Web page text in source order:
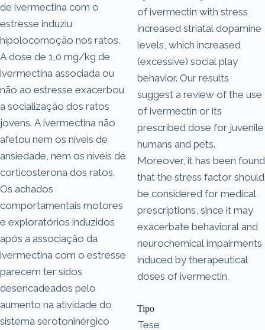
de ivermectina com o
estresse induziu
hipolocomoção nos ratos.
A dose de 1,0 mg/kg de
ivermectina associada ou
não ao estresse exacerbou
a socialização dos ratos
jovens. A ivermectina não
afetou nem os níveis de
ansiedade, nem os níveis de
corticosterona dos ratos.
Os achados
comportamentais motores
e exploratórios induzidos
após a associação da
ivermectina com o estresse
parecem ter sidos
desencadeados pelo
aumento na atividade do
sistema serotoninérgico
of ivermectin with stress
increased striatal dopamine
levels, which increased
(excessive) social play
behavior. Our results
suggest a review of the use
of ivermectin or its
prescribed dose for juvenile
humans and pets.
Moreover, it has been found
that the stress factor should
be considered for medical
prescriptions, since it may
exacerbate behavioral and
neurochemical impairments
induced by therapeutical
doses of ivermectin.
Tipo
Tese